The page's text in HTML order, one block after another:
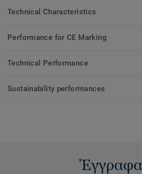
Technical Characteristics
Performance for CE Marking
Technical Performance
Sustainability performances
Έγγραφα